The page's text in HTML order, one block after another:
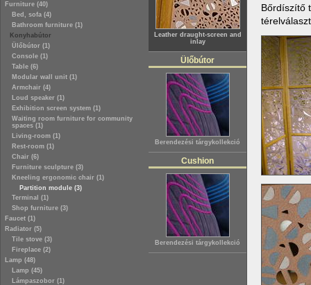
Furniture (40)
Bed, sofa (4)
Bathroom furniture (1)
Konyhabútor
Ülőbútor (1)
Console (1)
Table (6)
Modular wall unit (1)
Armchair (4)
Loud speaker (1)
Exhibition screen system (1)
Waiting room furniture for community
spaces (1)
Living-room (1)
Rest-room (1)
Chair (6)
Furniture sculpture (3)
Kneeling ergonomic chair (1)
Partition module (3)
Terminal (1)
Shop furniture (3)
Faucet (1)
Radiator (5)
Tile stove (3)
Fireplace (2)
Lamp (48)
Lamp (45)
Lámpaszobor (1)
Leather draught-screen and
inlay
Ülőbútor
Berendezési tárgykollekció
Cushion
Berendezési tárgykollekció
Bőrdíszítő